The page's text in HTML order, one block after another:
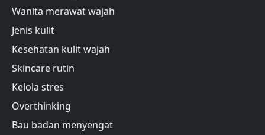
Wanita merawat wajah
Jenis kulit
Kesehatan kulit wajah
Skincare rutin
Kelola stres
Overthinking
Bau badan menyengat